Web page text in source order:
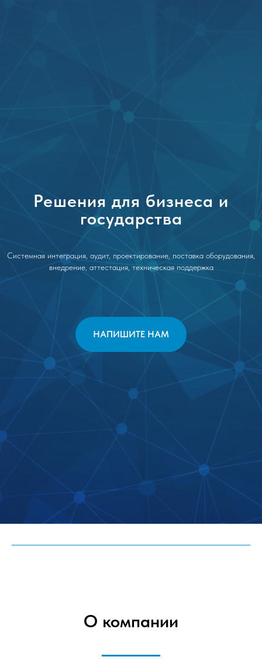
Решения для бизнеса и
государства
Системная интеграция, аудит, проектирование, поставка оборудования,
внедрение, аттестация, техническая поддержка
НАПИШИТЕ НАМ
О компании